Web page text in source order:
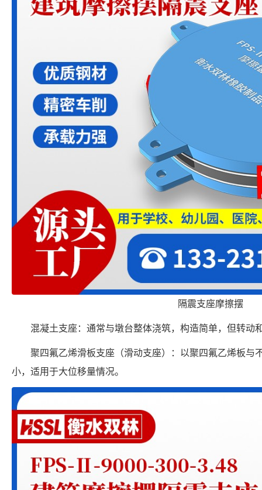
隔震支座摩擦摆
混凝土支座：通常与墩台整体浇筑，构造简单，但转动
聚四氟乙烯滑板支座（滑动支座）：以聚四氟乙烯板与
小，适用于大位移量情况。